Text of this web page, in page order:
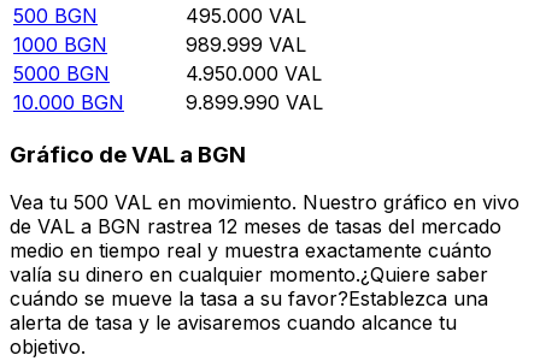
500 BGN 495.000 VAL
1000 BGN 989.999 VAL
5000 BGN 4.950.000 VAL
10.000 BGN 9.899.990 VAL
Gráfico de VAL a BGN
Vea tu 500 VAL en movimiento. Nuestro gráfico en vivo
de VAL a BGN rastrea 12 meses de tasas del mercado
medio en tiempo real y muestra exactamente cuánto
valía su dinero en cualquier momento.¿Quiere saber
cuándo se mueve la tasa a su favor?Establezca una
alerta de tasa y le avisaremos cuando alcance tu
objetivo.